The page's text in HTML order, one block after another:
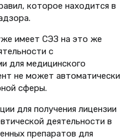
которое находится в
имеет СЭЗ на это же
с
для медицинского
не может автоматически
сферы.
для получения лицензии
деятельности в
препаратов для